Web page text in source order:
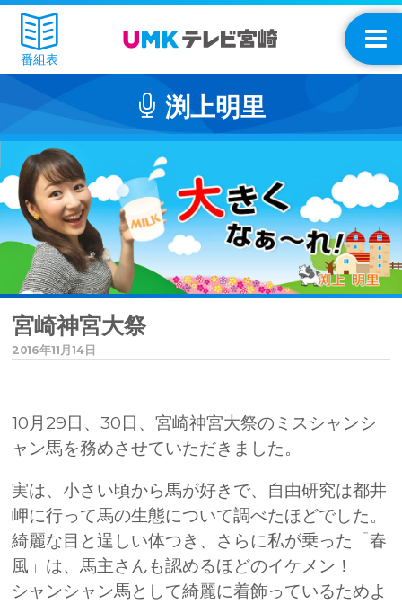
番組表
渕上明里
宮崎神宮大祭
2016年11月14日
10月29日、30日、宮崎神宮大祭のミスシャンシ
ャン馬を務めさせていただきました。
実は、小さい頃から馬が好きで、自由研究は都井
岬に行って馬の生態について調べたほどでした。
綺麗な目と逞しい体つき、さらに私が乗った「春
風」は、馬主さんも認めるほどのイケメン！
シャンシャン馬として綺麗に着飾っているためよ